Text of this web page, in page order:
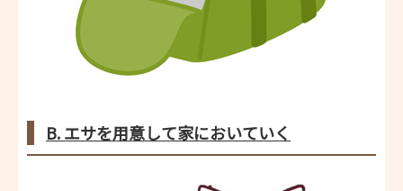
B. エサを用意して家においていく